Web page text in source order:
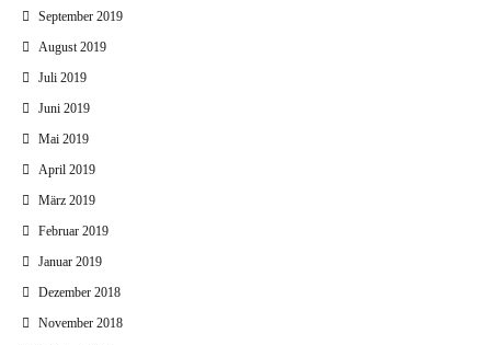
September 2019
August 2019
Juli 2019
Juni 2019
Mai 2019
April 2019
März 2019
Februar 2019
Januar 2019
Dezember 2018
November 2018